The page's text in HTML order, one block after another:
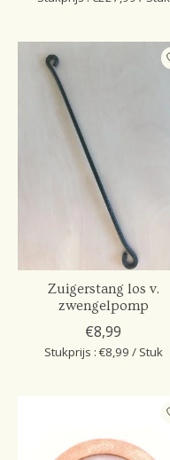
Zuigerstang los v.
zwengelpomp
€8,99
Stukprijs : €8,99 / Stuk